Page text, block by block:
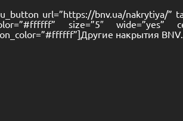
url=”https://bnv.ua/nakrytiya/”
size=”5″ wide=”yes”
накрытия